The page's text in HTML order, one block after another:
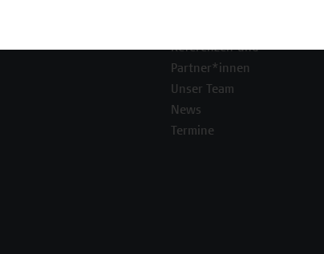
Referenzen und
Partner*innen
Unser Team
News
Termine